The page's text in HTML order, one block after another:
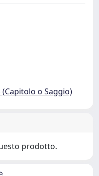
o Saggio)
prodotto.